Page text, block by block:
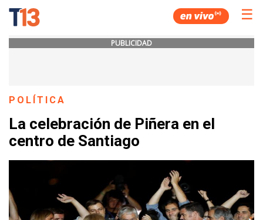
☰
PUBLICIDAD
POLÍTICA
La celebración de Piñera en el
centro de Santiago